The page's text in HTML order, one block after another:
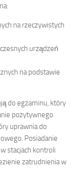
na rzeczywistych
urządzeń
na podstawie
do egzaminu, który
pozytywnego
uprawnia do
Posiadanie
stacjach kontroli
zatrudnienia w